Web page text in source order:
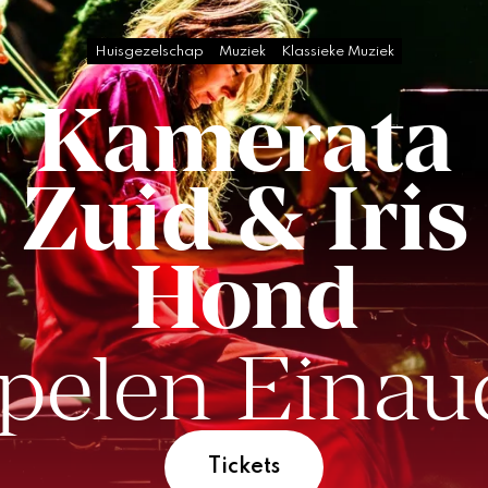
Huisgezelschap Muziek Klassieke Muziek
Kamerata
Zuid &Iris
Hond
Tickets